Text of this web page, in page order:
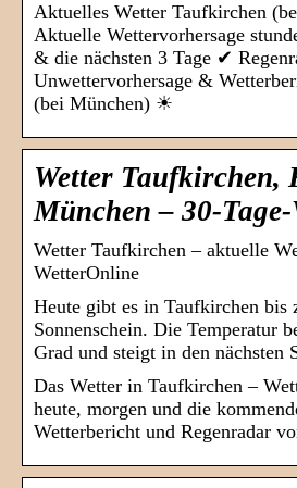
Aktuelles Wetter Taufkirchen
Aktuelle Wettervorhersage
& die nächsten 3 Tage ✔
Unwettervorhersage &
(bei München) ☀
Wetter Taufkirchen,
München – 30-
Wetter Taufkirchen – aktuelle
WetterOnline
Heute gibt es in Taufkirchen bis
Sonnenschein. Die Temperatur
Grad und steigt in den nächsten
Das Wetter in Taufkirchen –
heute, morgen und die
Wetterbericht und Regenradar